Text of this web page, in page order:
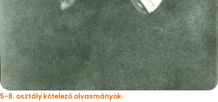
5-8. osztály kötelező olvasmányok